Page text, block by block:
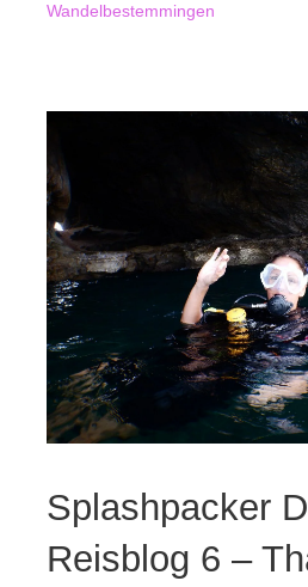
Wandelbestemmingen
Splashpacker
Reisblog 6 –